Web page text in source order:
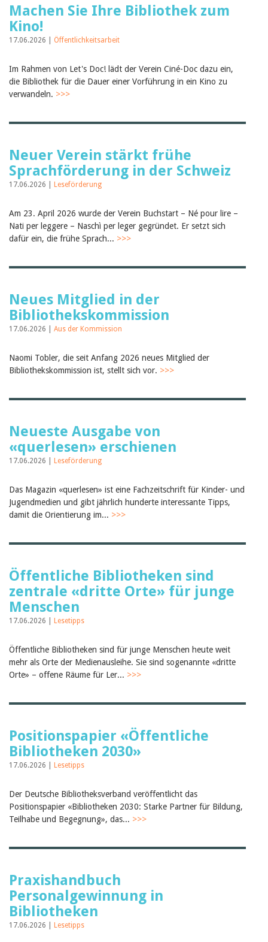
2013
2012
Machen Sie Ihre Bibliothek zum
Kino!
17.06.2026 | Öffentlichkeitsarbeit
Im Rahmen von Let's Doc! lädt der Verein Ciné-Doc dazu ein,
die Bibliothek für die Dauer einer Vorführung in ein Kino zu
verwandeln. >>>
Neuer Verein stärkt frühe
Sprachförderung in der Schweiz
17.06.2026 | Leseförderung
Am 23. April 2026 wurde der Verein Buchstart – Né pour lire –
Nati per leggere – Naschì per leger gegründet. Er setzt sich
dafür ein, die frühe Sprach... >>>
Neues Mitglied in der
Bibliothekskommission
17.06.2026 | Aus der Kommission
Naomi Tobler, die seit Anfang 2026 neues Mitglied der
Bibliothekskommission ist, stellt sich vor. >>>
Neueste Ausgabe von
«querlesen» erschienen
17.06.2026 | Leseförderung
Das Magazin «querlesen» ist eine Fachzeitschrift für Kinder- und
Jugendmedien und gibt jährlich hunderte interessante Tipps,
damit die Orientierung im... >>>
Öffentliche Bibliotheken sind
zentrale «dritte Orte» für junge
Menschen
17.06.2026 | Lesetipps
Öffentliche Bibliotheken sind für junge Menschen heute weit
mehr als Orte der Medienausleihe. Sie sind sogenannte «dritte
Orte» – offene Räume für Ler... >>>
Positionspapier «Öffentliche
Bibliotheken 2030»
17.06.2026 | Lesetipps
Der Deutsche Bibliotheksverband veröffentlicht das
Positionspapier «Bibliotheken 2030: Star­ke Part­ner für Bil­dung,
Teil­ha­be und Be­geg­nung», das... >>>
Praxishandbuch
Personalgewinnung in
Bibliotheken
17.06.2026 | Lesetipps